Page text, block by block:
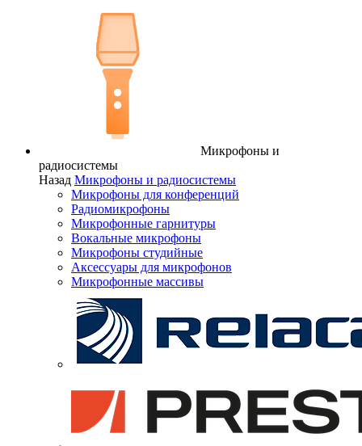
Микрофоны и
радиосистемы
Назад Микрофоны и радиосистемы
Микрофоны для конференций
Радиомикрофоны
Микрофонные гарнитуры
Вокальные микрофоны
Микрофоны студийные
Аксессуары для микрофонов
Микрофонные массивы